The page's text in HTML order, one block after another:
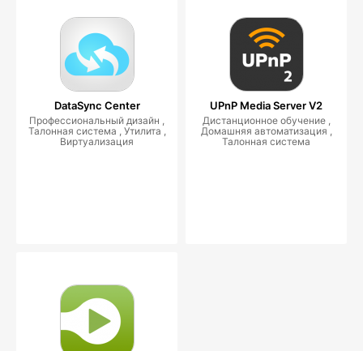
DataSync Center
Профессиональный дизайн ,
Талонная система , Утилита ,
Виртуализация
UPnP Media Server V2
Дистанционное обучение ,
Домашняя автоматизация ,
Талонная система